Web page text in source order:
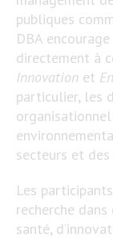
publiques
DBA
directement à
Innovationet
particulier, les
secteurs et
Les
recherche
santé,